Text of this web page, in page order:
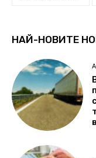
НАЙ-НОВИТЕ